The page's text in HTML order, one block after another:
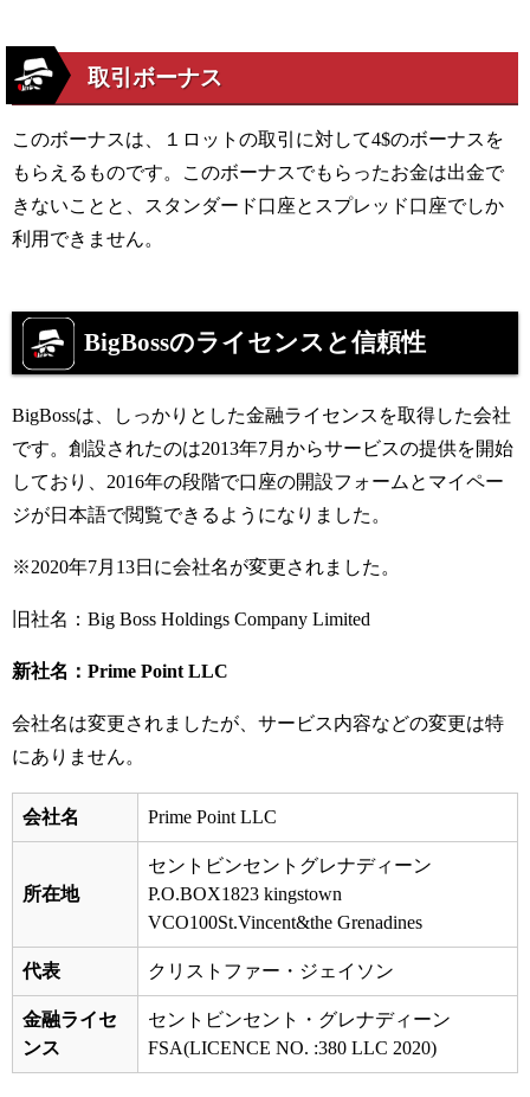
取引ボーナス
このボーナスは、１ロットの取引に対して4$のボーナスを
もらえるものです。このボーナスでもらったお金は出金で
きないことと、スタンダード口座とスプレッド口座でしか
利用できません。
BigBossのライセンスと信頼性
BigBossは、しっかりとした金融ライセンスを取得した会社
です。創設されたのは2013年7月からサービスの提供を開始
しており、 2016年の段階で口座の開設フォームとマイペー
ジが日本語で閲覧できるようになりました。
※2020年7月 13日に会社名が変更されました。
旧社名： Big Boss Holdings Company Limited
新社名：Prime Point LLC
会社名は変更されましたが、サービス内容などの変更は特
にありません。
会社名 Prime Point LLC
所在地
セントビンセントグレナディーン
P.O.BOX1823 kingstown
VCO100St.Vincent&the Grenadines
代表 クリストファー・ジェイソン
金融ライセ
ンス
セントビンセント・グレナディーン
FSA(LICENCE NO. :380 LLC 2020)